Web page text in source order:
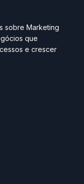
sobre Marketing
que
e crescer